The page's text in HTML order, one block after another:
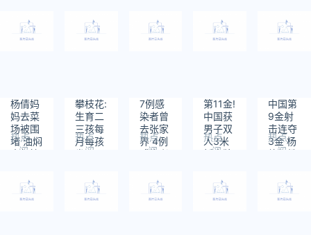
1968
2238
守？一
场演出
让传播
跃苑二
区核酸
检测结
2470
切接触
者654
人
2068
杨倩妈
妈去菜
场被围
堵 油焖
大虾管
热点
阅
2569
攀枝花:
生育二
三孩每
月每孩
发500
孩子3
热点
阅
1952
7例感
染者曾
去张家
界 4例
感染者
一场魅
力湘西
热点
阅
第11金!
中国获
男子双
人3米
板金牌
的金牌
抢回来
热点
阅
2480
中国第
9金射
击连夺
3金 杨
倩杨皓
枪混合
团体夺
金
热点
阅
2020